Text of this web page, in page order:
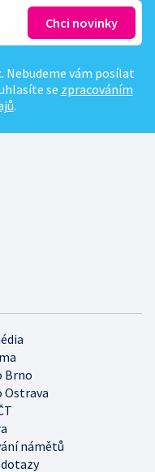
Nebudeme vám posílat
se zpracováním
.